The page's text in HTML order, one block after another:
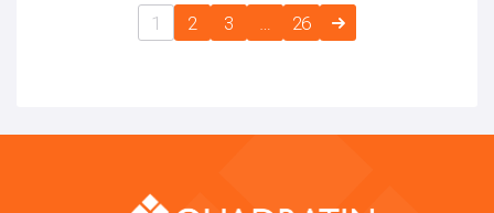
1 2 3 26